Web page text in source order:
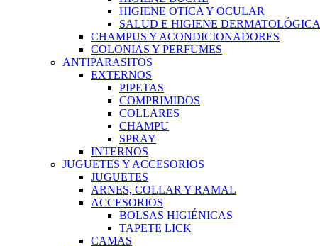
HIGIENE OTICA Y OCULAR
SALUD E HIGIENE DERMATOLÓGICA
CHAMPUS Y ACONDICIONADORES
COLONIAS Y PERFUMES
ANTIPARASITOS
EXTERNOS
PIPETAS
COMPRIMIDOS
COLLARES
CHAMPU
SPRAY
INTERNOS
JUGUETES Y ACCESORIOS
JUGUETES
ARNES, COLLAR Y RAMAL
ACCESORIOS
BOLSAS HIGIÉNICAS
TAPETE LICK
CAMAS